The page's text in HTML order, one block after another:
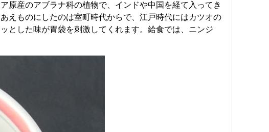
原産のアブラナ科の植物で、インドや中国を経て入ってき
えものにしたのは室町時代からで、江戸時代にはカツオの
とした味が胃袋を刺激してくれます。給食では、ニンジ